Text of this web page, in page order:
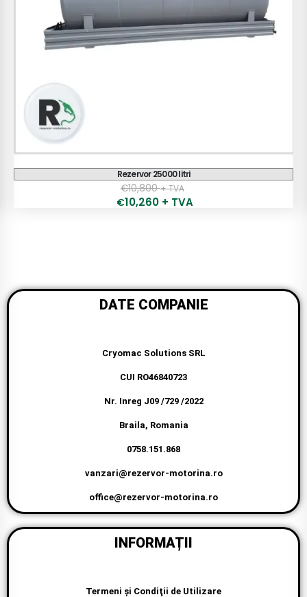
Rezervor 25000 litri
€10,800 + TVA
€10,260 + TVA
DATE COMPANIE
Cryomac Solutions SRL
CUI RO46840723
Nr. Inreg J09 /729 /2022
Braila, Romania
0758.151.868
vanzari@rezervor-motorina.ro
office@rezervor-motorina.ro
INFORMAȚII
Termeni şi Condiţii de Utilizare